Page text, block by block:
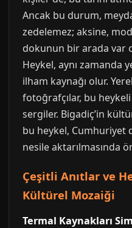
Ancak bu durum,
zedelemez; aksine,
dokunun bir arada var
Heykel, aynı zamanda
ilham kaynağı olur.
fotoğrafçılar, bu
sergiler. Bigadiç’in
bu heykel, Cumhuriyet
nesile aktarılmasında
Çeşitli Anıtlar ve
Kültürel Mozaiği
Termal Kaynakları